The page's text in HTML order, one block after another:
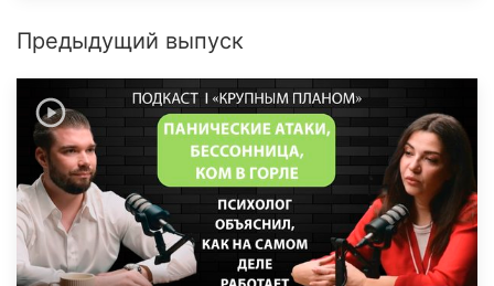
Предыдущий выпуск